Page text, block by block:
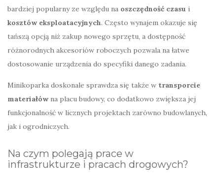
bardziej popularny ze względu na oszczędność czasu i
kosztów eksploatacyjnych. Często wynajem okazuje się
tańszą opcją niż zakup nowego sprzętu, a dostępność
różnorodnych akcesoriów roboczych pozwala na łatwe
dostosowanie urządzenia do specyfiki danego zadania.
Minikoparka doskonale sprawdza się także w transporcie
materiałów na placu budowy, co dodatkowo zwiększa jej
funkcjonalność w licznych projektach zarówno budowlanych,
jak i ogrodniczych.
Na czym polegają prace w
infrastrukturze i pracach drogowych?